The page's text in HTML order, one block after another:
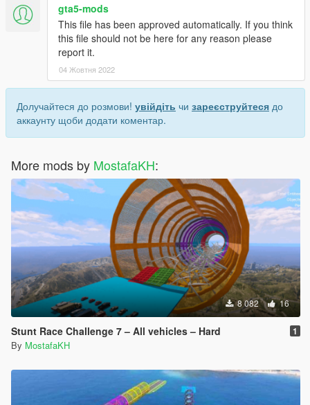
gta5-mods
This file has been approved automatically. If you think
this file should not be here for any reason please
report it.
04 Жовтня 2022
Долучайтеся до розмови! увійдіть чи зареєструйтеся до
аккаунту щоби додати коментар.
More mods by MostafaKH:
8 082 16
Stunt Race Challenge 7 – All vehicles – Hard 1
By MostafaKH